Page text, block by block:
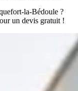
la-Bédoule ?
un devis gratuit !